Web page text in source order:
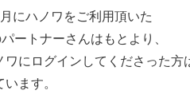
にハノワをご利用頂いた
ートナーさんはもとより、
ワにログインしてくださった方
ます。